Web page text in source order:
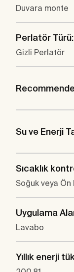
Duvara monte
Perlatör Türü:
Gizli Perlatör
Su ve Enerji
Sıcaklık
Soğuk veya Ön
Uygulama
Lavabo
Yıllık enerji